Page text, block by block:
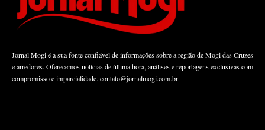
Jornal Mogi é a sua fonte confiável de informações sobre a região de Mogi das Cruzes
e arredores. Oferecemos notícias de última hora, análises e reportagens exclusivas com
compromisso e imparcialidade. contato@jornalmogi.com.br